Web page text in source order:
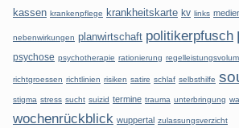
kassen krankenpflege krankheitskarte kv links
nebenwirkungen planwirtschaft politikerpfusch
psychose psychotherapie rationierung
richtgroessen richtlinien risiken satire schlaf selbsthilfe
stigma stress sucht suizid termine trauma unterbringung
wochenrückblick wuppertal zulassungsverzicht